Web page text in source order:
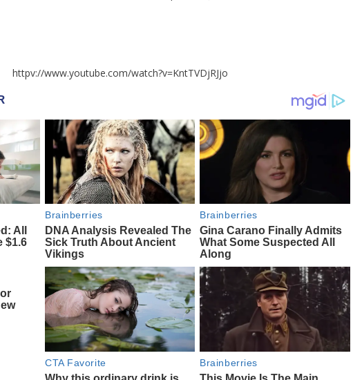
httpv://www.youtube.com/watch?v=KntTVDjRJjo